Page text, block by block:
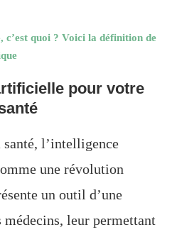
c’est quoi ? Voici la définition de
pour votre
l’intelligence
une révolution
un outil d’une
leur permettant